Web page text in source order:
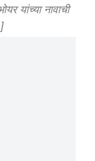
यांच्या नावाची